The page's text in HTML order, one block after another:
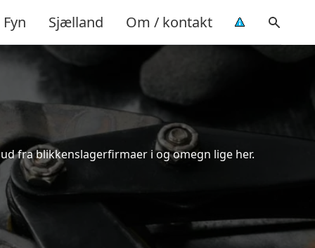
Fyn Sjælland Om / kontakt
fra blikkenslagerfirmaer i og omegn lige her.